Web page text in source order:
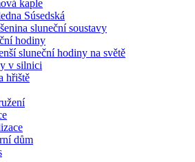
kaple
Súsedská
sluneční soustavy
hodiny
sluneční hodiny na světě
v silnici
hřiště
dům